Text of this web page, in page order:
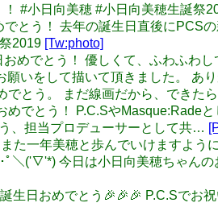
#小日向美穂 #小日向美穂生誕祭
とう！ 去年の誕生日直後にPCS
2019 [Tw:photo]
めでとう！ 優しくて、ふわふわ
願いをして描いて頂きました。 あ
でとう。 まだ線画だから、でき
めでとう！ P.C.SやMasque:Rade
、担当プロデューサーとして共…
た一年美穂と歩んでいけますよ
ﾟ＼('∇'*) 今日は小日向美穂ちゃん
生日おめでとう🎉🎉🎉 P.C.Sでお